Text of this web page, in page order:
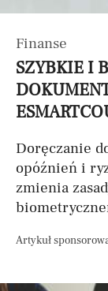
Finanse
SZYBKIE I
Doręczanie
opóźnień i
zmienia
Artykuł